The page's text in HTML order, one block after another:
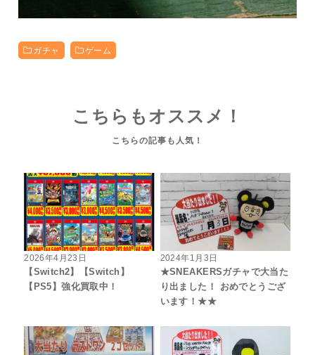
ガチャ ゲーム
こちらもオススメ！
2026年4月23日
【Switch2】【Switch】
【PS5】強化買取中！
2024年1月3日
★SNEAKERSガチャで大当た
り出ました！ おめでとうござ
います！★★